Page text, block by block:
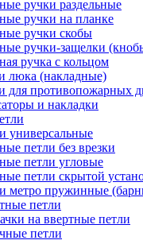
ручки раздельные
ручки на планке
ручки скобы
ручки-защелки
ручка с кольцом
люка (накладные)
для противопожарных
и накладки
универсальные
петли без врезки
петли угловые
петли скрытой
метро пружинные
петли
на ввертные петли
петли